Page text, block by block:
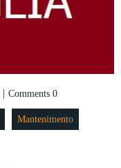
| Comments 0
Mantenimento